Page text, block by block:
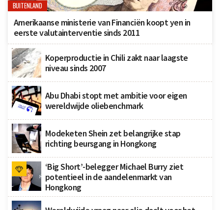
BUITENLAND
Amerikaanse ministerie van Financiën koopt yen in
eerste valutainterventie sinds 2011
Koperproductie in Chili zakt naar laagste
niveau sinds 2007
Abu Dhabi stopt met ambitie voor eigen
wereldwijde oliebenchmark
Modeketen Shein zet belangrijke stap
richting beursgang in Hongkong
‘Big Short’-belegger Michael Burry ziet
potentieel in de aandelenmarkt van
Hongkong